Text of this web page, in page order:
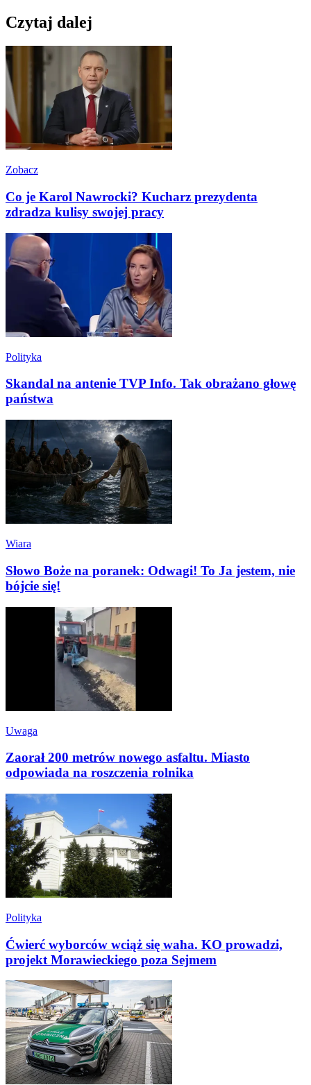
Czytaj dalej
Zobacz
Co je Karol Nawrocki? Kucharz prezydenta
zdradza kulisy swojej pracy
Polityka
Skandal na antenie TVP Info. Tak obrażano głowę
państwa
Wiara
Słowo Boże na poranek: Odwagi! To Ja jestem, nie
bójcie się!
Uwaga
Zaorał 200 metrów nowego asfaltu. Miasto
odpowiada na roszczenia rolnika
Polityka
Ćwierć wyborców wciąż się waha. KO prowadzi,
projekt Morawieckiego poza Sejmem